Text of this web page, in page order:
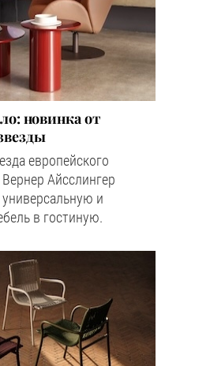
новинка от
европейского
Айсслингер
и
в гостиную.